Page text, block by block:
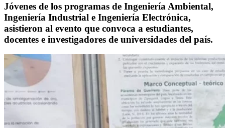
Jóvenes de los programas de Ingeniería Ambiental,
Ingeniería Industrial e Ingeniería Electrónica,
asistieron al evento que convoca a estudiantes,
docentes e investigadores de universidades del país.